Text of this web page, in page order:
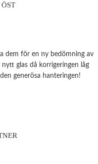
dem för en ny bedömning av
glas då korrigeringen låg
generösa hanteringen!